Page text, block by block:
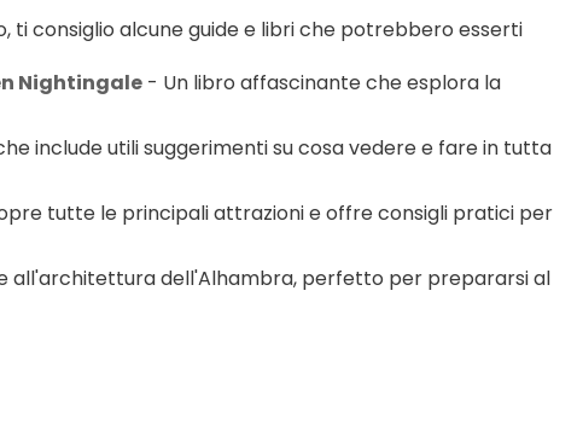
ti consiglio alcune guide e libri che potrebbero esserti
Nightingale - Un libro affascinante che esplora la
include utili suggerimenti su cosa vedere e fare in tutta
tutte le principali attrazioni e offre consigli pratici per
all'architettura dell'Alhambra, perfetto per prepararsi al